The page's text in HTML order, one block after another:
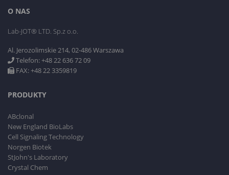
O NAS
Lab-JOT® LTD. Sp.z o.o.
Al. Jerozolimskie 214, 02-486 Warszawa
Telefon: +48 22 636 72 09
FAX: +48 22 3359819
PRODUKTY
ABclonal
New England BioLabs
Cell Signaling Technology
Norgen Biotek
StJohn's Laboratory
Crystal Chem